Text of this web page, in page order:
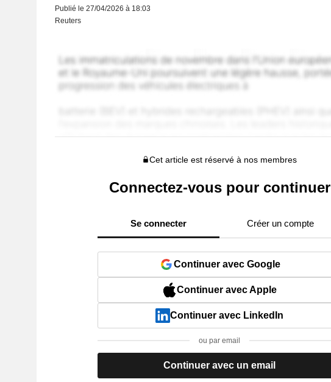
Publié le 27/04/2026 à 18:03
Reuters
Cet article est réservé à nos membres
Connectez-vous pour continuer
Se connecter Créer un compte
Continuer avec Google
Continuer avec Apple
Continuer avec LinkedIn
ou par email
Continuer avec un email